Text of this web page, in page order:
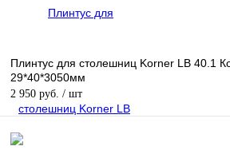
Плинтус для столешниц Korner LB 40.1
29*40*3050мм
2 950 руб. / шт